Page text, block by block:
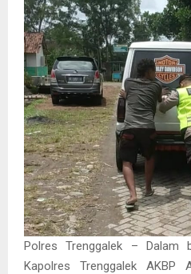
Polres Trenggalek – Dalam
Kapolres Trenggalek AKBP